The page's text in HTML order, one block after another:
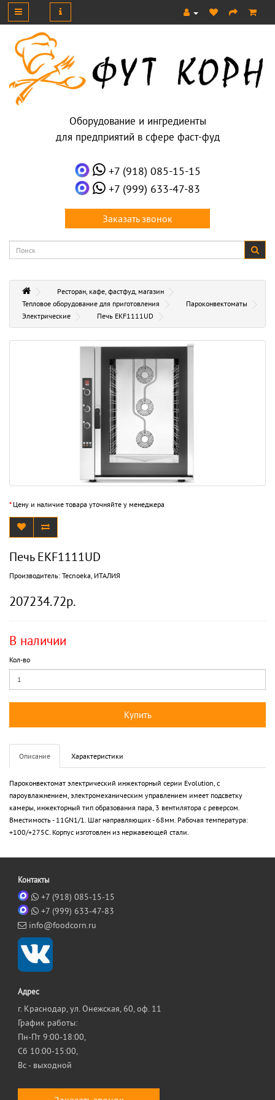
Оборудование и ингредиенты
для предприятий в сфере фаст-фуд
+7 (918) 085-15-15
+7 (999) 633-47-83
Заказать звонок
Ресторан, кафе, фастфуд, магазин
Тепловое оборудование для приготовления
Пароконвектоматы
Электрические
Печь EKF1111UD
*Цену и наличие товара уточняйте у менеджера
Печь EKF1111UD
Производитель: Tecnoeka, ИТАЛИЯ
207234.72р.
В наличии
Кол-во
Купить
Описание Характеристики
Пароконвектомат электрический инжекторный серии Evolution, с
пароувлажнением, электромеханическим управлением имеет подсветку
камеры, инжекторный тип образования пара, 3 вентилятора с реверсом.
Вместимость - 11GN1/1. Шаг направляющих - 68мм. Рабочая температура:
+100/+275С. Корпус изготовлен из нержавеющей стали.
Контакты
+7 (918) 085-15-15
+7 (999) 633-47-83
info@foodcorn.ru
Адрес
г. Краснодар, ул. Онежская, 60, оф. 11
График работы:
Пн-Пт 9:00-18:00,
Сб 10:00-15:00,
Вс - выходной